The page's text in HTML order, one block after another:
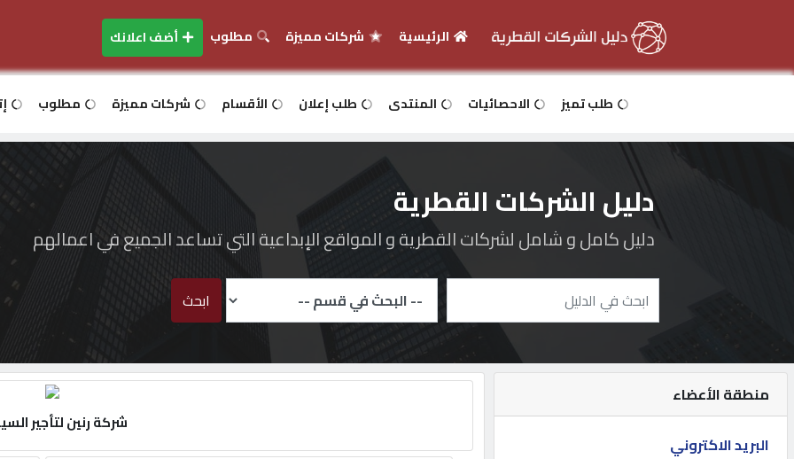
دخول
اعلانك
مطلوب
الرئيسية شركات مميزة مطلوب أضف اعلانك
طلب تميز الاحصائيات المنتدى طلب إعلان الأقسام شركات مميزة مطلوب
دليل الشركات القطرية
دليل كامل و شامل لشركات القطرية و المواقع الإبداعية التي تساعد الجميع في اعمالهم
ابحث
منطقة الأعضاء
البريد الاكتروني
شركة رنين لتأجير